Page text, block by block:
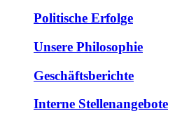
Politische Erfolge
Unsere Philosophie
Geschäftsberichte
Interne Stellenangebote